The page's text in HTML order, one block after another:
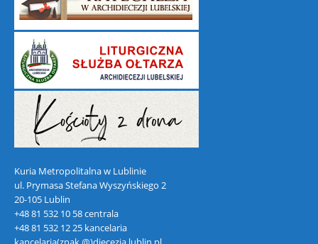
Kuria Metropolitalna w Lublinie
ul. Prymasa Stefana Wyszyńskiego 2
20-105 Lublin
+48 81 532 10 58 centrala
+48 81 532 12 25 kancelaria